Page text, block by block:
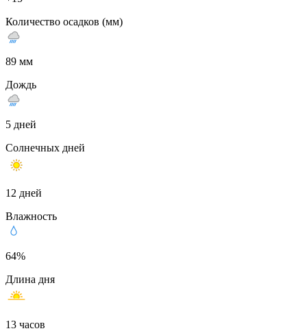
Количество осадков (мм)
89 мм
Дождь
5 дней
Солнечных дней
12 дней
Влажность
64%
Длина дня
13 часов